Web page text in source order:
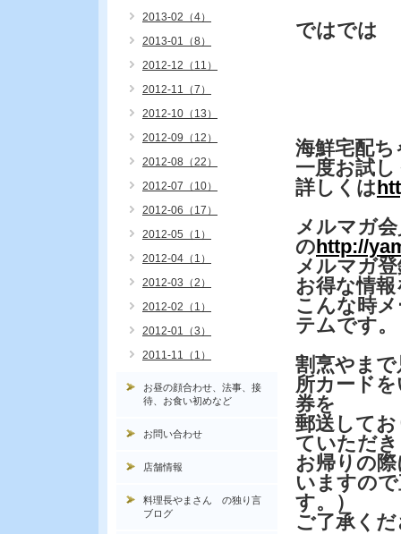
ではでは
海鮮宅配
一度お試
詳しくは
メルマガ
のhttp://
メルマガ
お得な情
こんな時
テムです。
割烹やま
所カード
券を
郵送して
ていただ
お帰りの
いますの
す。）
ご了承く
2013-02（4）
2013-01（8）
2012-12（11）
2012-11（7）
2012-10（13）
2012-09（12）
2012-08（22）
2012-07（10）
2012-06（17）
2012-05（1）
2012-04（1）
2012-03（2）
2012-02（1）
2012-01（3）
2011-11（1）
お昼の顔合わせ、法事、接
待、お食い初めなど
お問い合わせ
店舗情報
料理長やまさん の独り言
ブログ